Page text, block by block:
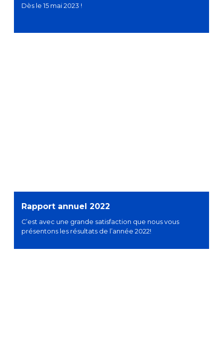
Dès le 15 mai 2023 !
Rapport annuel 2022
C’est avec une grande satisfaction que nous vous
présentons les résultats de l’année 2022!